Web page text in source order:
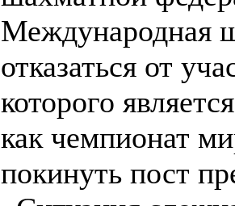
Международная
отказаться от
которого
как чемпионат
покинуть пост